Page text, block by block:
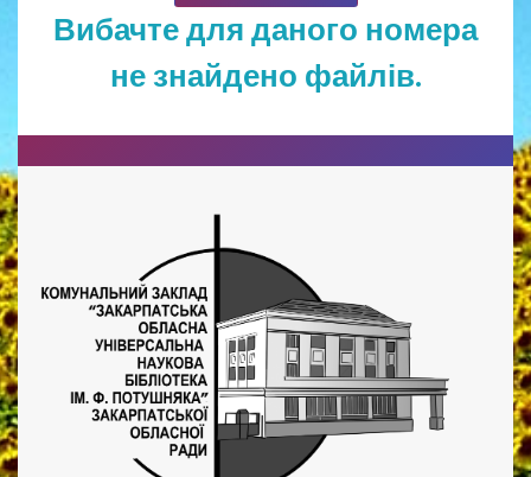
Вибачте для даного номера
не знайдено файлів.